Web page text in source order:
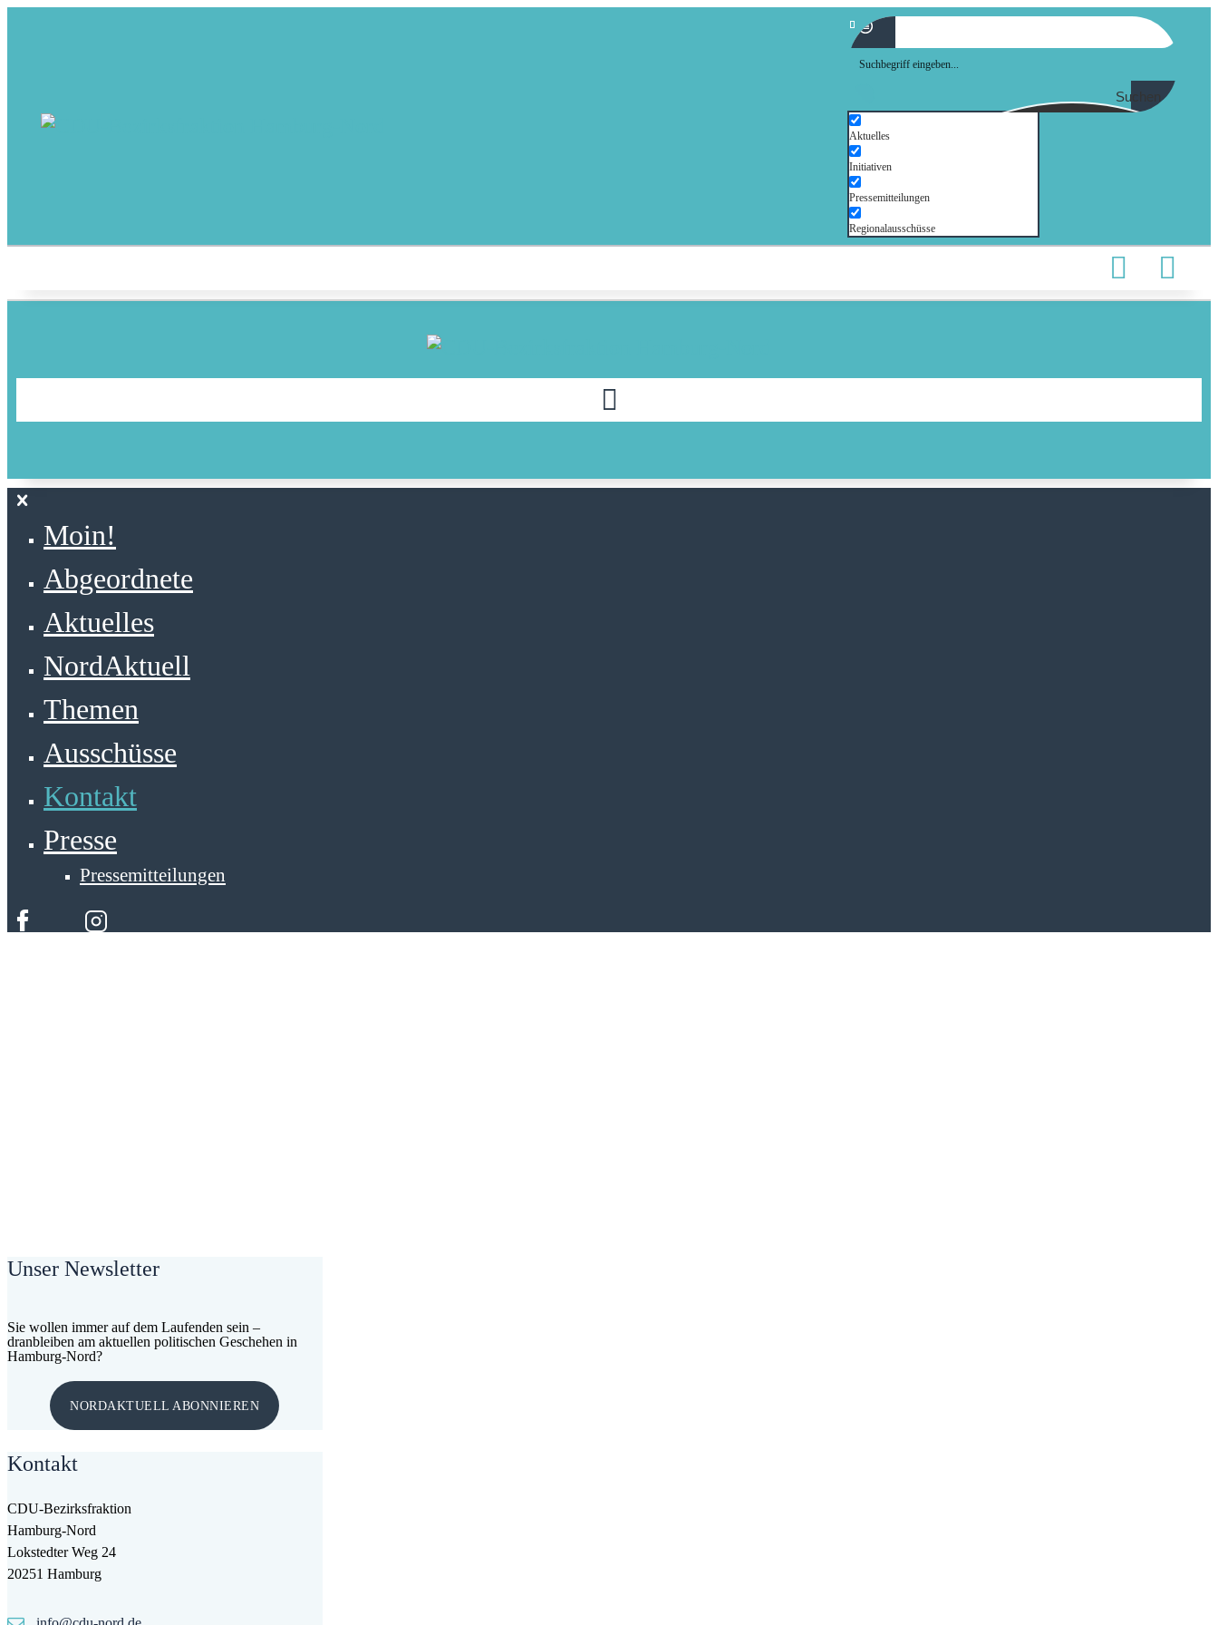
Suchen
Aktuelles
Initiativen
Pressemitteilungen
Regionalausschüsse
Moin!
Abgeordnete
Aktuelles
NordAktuell
Themen
Ausschüsse
Kontakt
Presse
Pressemitteilungen
Unser Newsletter
Sie wollen immer auf dem Laufenden sein –
dranbleiben am aktuellen politischen Geschehen in
Hamburg-Nord?
NORDAKTUELL ABONNIEREN
Kontakt
CDU-Bezirksfraktion
Hamburg-Nord
Lokstedter Weg 24
20251 Hamburg